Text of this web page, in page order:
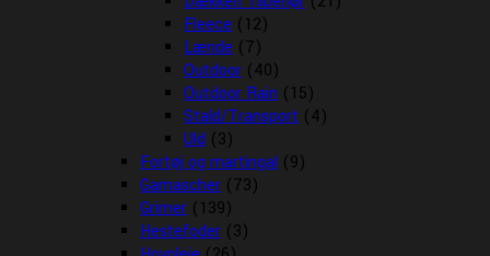
Fleece (12)
Lænde (7)
Outdoor (40)
Outdoor Rain (15)
Stald/Transport (4)
Uld (3)
Fortøj og martingal (9)
Gamascher (73)
Grimer (139)
Hestefoder (3)